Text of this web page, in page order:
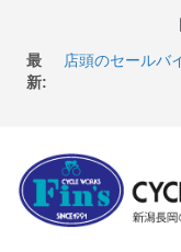
最
新:
【 重要 】お支
ムと、入荷して
店頭のセール
バイクなど（２
トス カスタム
8月1・2日
LAZER 最高峰
店頭のセールバ
バイクなど（